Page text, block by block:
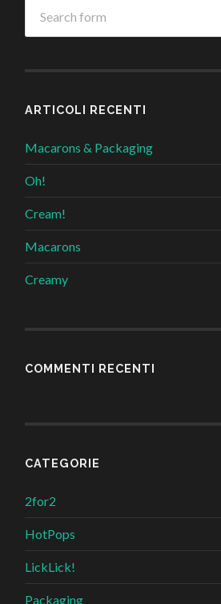
ARTICOLI RECENTI
Macarons & Packaging
Oh!
Cream!
Macarons
Creamy
COMMENTI RECENTI
CATEGORIE
2for2
HotPops
LickLick!
Packaging